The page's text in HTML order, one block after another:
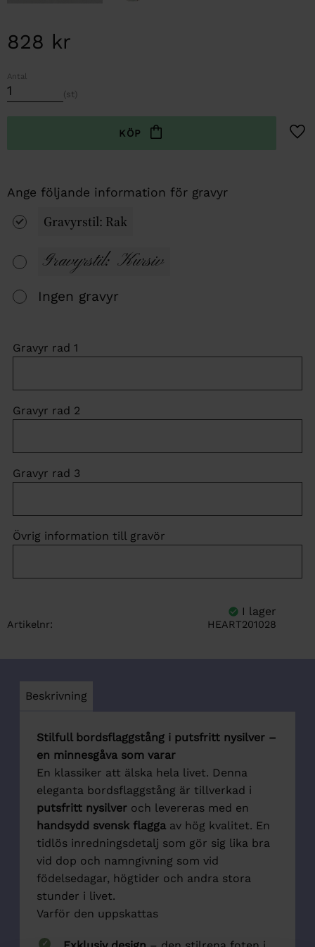
828 kr
Antal
st
Gravyr rad 1
Gravyr rad 2
Gravyr rad 3
Övrig information till gravör
Gravyrstil: Rak
Gravyrstil: Kursiv
Ingen gravyr
Artikelnr HEART201028
Beskrivning
Stilfull bordsflaggstång i putsfritt nysilver –
en minnesgåva som varar
En klassiker att älska hela livet. Denna
eleganta bordsflaggstång är tillverkad i
puts­fritt nysilver och levereras med en
handsydd svensk flagga av hög kvalitet. En
tidlös inredningsdetalj som gör sig lika bra
vid dop och namngivning som vid
födelsedagar, högtider och andra stora
stunder i livet.
Varför den uppskattas